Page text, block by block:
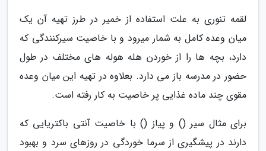
لقمه تنوری به علت استفاده از خمیر در طرز تهیه آن یک
میان وعده کامل به شمار میرود و با خاصیت سیرکنندگی که
دارد، بچه ها را از خوردن هله هوله های مختلف در طول
حضور در مدرسه باز می دارد. بعلاوه در تهیه این میان وعده
مقوی چند ماده غذایی پر خاصیت به کار رفته است.
برای مثال سیر () و پیاز () با خاصیت آنتی باکتریایی که
دارند در پیشگیری از سرما خوردگی در روزهای سرد و بهبود